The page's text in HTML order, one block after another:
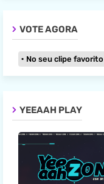
VOTE AGORA
No seu clipe favorito
YEEAAH PLAY